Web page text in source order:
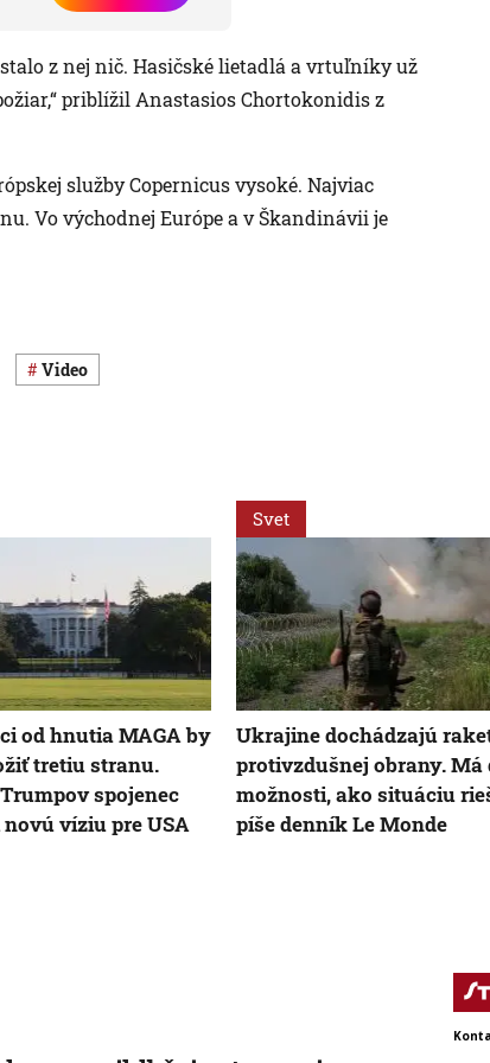
z nej nič. Hasičské lietadlá a vrtuľníky už
priblížil Anastasios Chortokonidis z
služby Copernicus vysoké. Najviac
Vo východnej Európe a v Škandinávii je
Video
od hnutia MAGA by
tretiu stranu.
spojenec
víziu pre USA
Svet
Ukrajine dochádzajú
protivzdušnej obrany. Má
možnosti, ako situáciu
píše denník Le Monde